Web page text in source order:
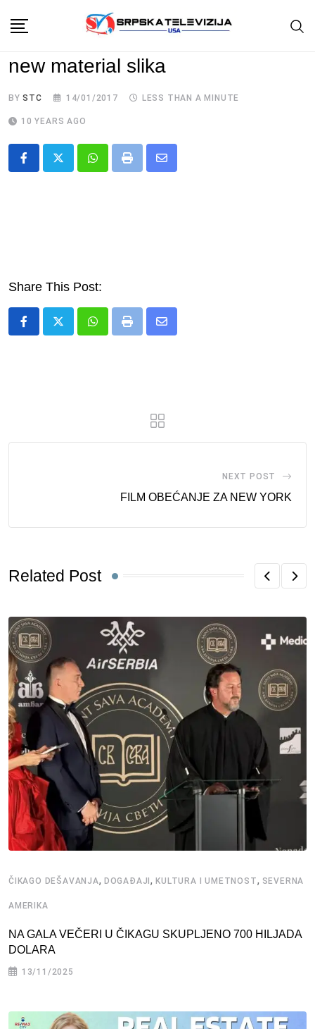
new material slika
BYSTC 14/01/2017 LESS THAN A MINUTE
10 YEARS AGO
Whatsapp
Print
Share
Share This Post:
Whatsapp
Print
Share
NEXT POST
FILM OBEĆANJE ZA NEW YORK
Related Post
ČIKAGO DEŠAVANJA, DOGAĐAJI,KULTURA I UMETNOST, SEVERNA
AMERIKA
NA GALA VEČERI U ČIKAGU SKUPLJENO 700 HILJADA
DOLARA
13/11/2025